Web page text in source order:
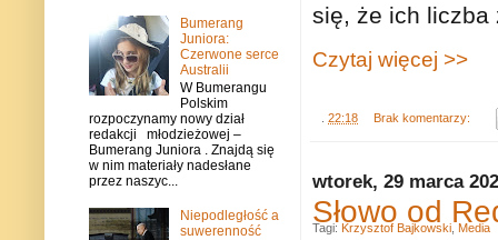
się, że ich liczba
Czytaj więcej >>
22:18 Brak komentarzy:
wtorek, 29 marca
Słowo od
Tagi: Krzysztof Bajkowski Media
Bumerang
Juniora:
Czerwone serce
Australii
W Bumerangu
Polskim
rozpoczynamy nowy dział
redakcji młodzieżowej –
Bumerang Juniora . Znajdą się
w nim materiały nadesłane
przez naszyc...
Niepodległość a
suwerenność